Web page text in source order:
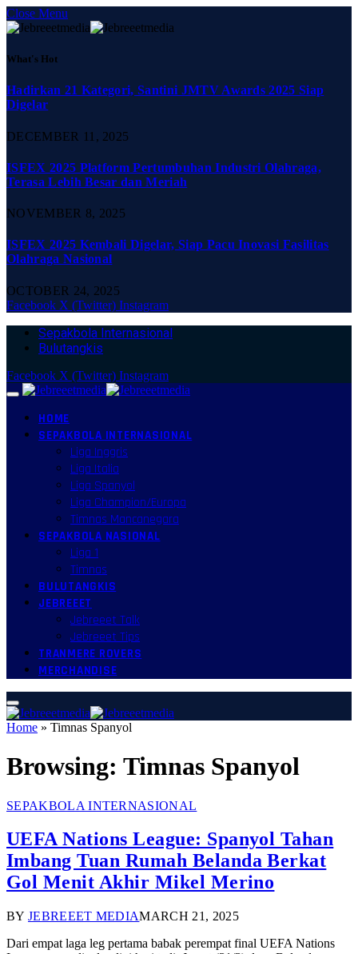
Close Menu
What's Hot
Hadirkan 21 Kategori, Santini JMTV Awards 2025 Siap
Digelar
DECEMBER 11, 2025
ISFEX 2025 Platform Pertumbuhan Industri Olahraga,
Terasa Lebih Besar dan Meriah
NOVEMBER 8, 2025
ISFEX 2025 Kembali Digelar, Siap Pacu Inovasi Fasilitas
Olahraga Nasional
OCTOBER 24, 2025
Facebook X (Twitter) Instagram
Sepakbola Internasional
Bulutangkis
Facebook X (Twitter) Instagram
HOME
SEPAKBOLA INTERNASIONAL
Liga Inggris
Liga Italia
Liga Spanyol
Liga Champion/Europa
Timnas Mancanegara
SEPAKBOLA NASIONAL
Liga 1
Timnas
BULUTANGKIS
JEBREEET
Jebreeet Talk
Jebreeet Tips
TRANMERE ROVERS
MERCHANDISE
Home » Timnas Spanyol
Browsing: Timnas Spanyol
SEPAKBOLA INTERNASIONAL
UEFA Nations League: Spanyol Tahan
Imbang Tuan Rumah Belanda Berkat
Gol Menit Akhir Mikel Merino
BY JEBREEET MEDIAMARCH 21, 2025
Dari empat laga leg pertama babak perempat final UEFA Nations